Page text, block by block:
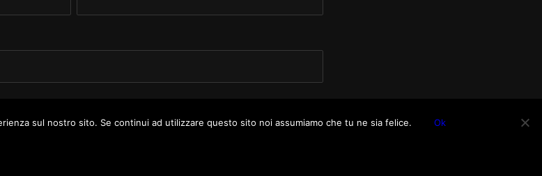
sul nostro sito. Se continui ad utilizzare questo sito noi assumiamo che tu ne sia felice. Ok